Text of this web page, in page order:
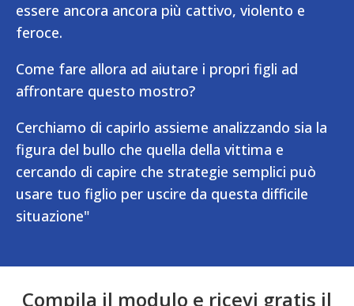
essere ancora ancora più cattivo, violento e
feroce.
Come fare allora ad aiutare i propri figli ad
affrontare questo mostro?
Cerchiamo di capirlo assieme analizzando sia la
figura del bullo che quella della vittima e
cercando di capire che strategie semplici può
usare tuo figlio per uscire da questa difficile
situazione"
Compila il modulo e ricevi gratis il